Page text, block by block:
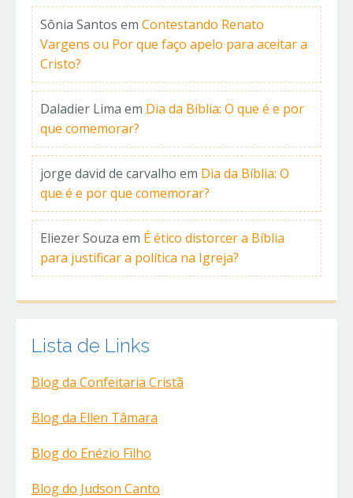
Sônia Santos em Contestando Renato
Vargens ou Por que faço apelo para aceitar a
Cristo?
Daladier Lima em Dia da Bíblia: O que é e por
que comemorar?
jorge david de carvalho em Dia da Bíblia: O
que é e por que comemorar?
Eliezer Souza em É ético distorcer a Bíblia
para justificar a política na Igreja?
Lista de Links
Blog da Confeitaria Cristã
Blog da Ellen Tâmara
Blog do Enézio Filho
Blog do Judson Canto